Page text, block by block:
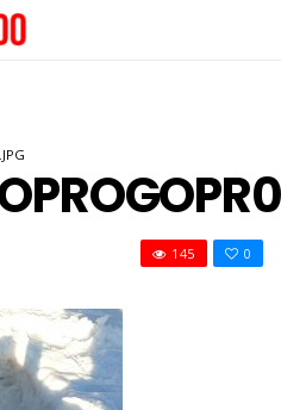
0
145